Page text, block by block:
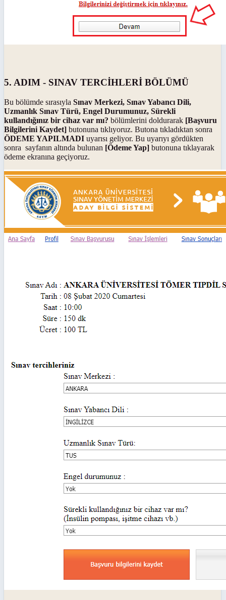
5. ADIM - SINAV TERCİHLERİ BÖLÜMÜ
Bu bölümde sırasıyla Sınav Merkezi, Sınav Yabancı Dili,
Uzmanlık Sınav Türü, Engel Durumunuz, Sürekli
kullandığınız bir cihaz var mı? bölümlerini doldurarak [Başvuru
Bilgilerini Kaydet] butonuna tıklıyoruz. Butona tıkladıktan sonra
ÖDEME YAPILMADI uyarısı geliyor. Bu uyarıyı gördükten
sonra sayfanın altında bulunan [Ödeme Yap] butonuna tıklayarak
ödeme ekranına geçiyoruz.